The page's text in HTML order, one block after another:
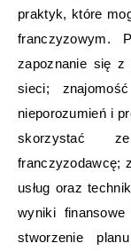
praktyk, które
franczyzowym.
zapoznanie się z
sieci;
nieporozumień i
skorzystać
franczyzodawcę;
usług oraz
wyniki
stworzenie